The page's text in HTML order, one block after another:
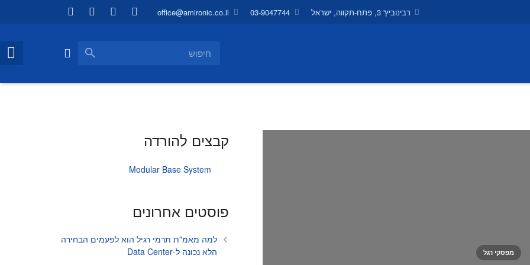
רבינוביץ' 3, פתח-תקווה, ישראל 03-9047744
office@amironic.co.il
מפסקי רגל
קבצים להורדה
Modular Base System
פוסטים אחרונים
למה מאמ"ת תרמי רגיל הוא לפעמים הבחירה
הלא נכונה ל-Data Center